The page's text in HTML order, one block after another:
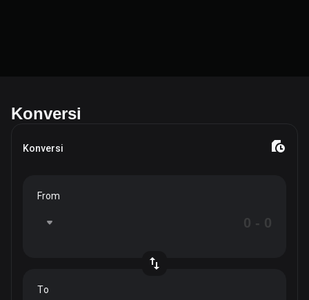
Konversi
Konversi
From
To